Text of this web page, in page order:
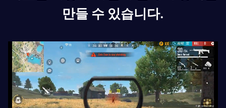
만들 수 있습니다.